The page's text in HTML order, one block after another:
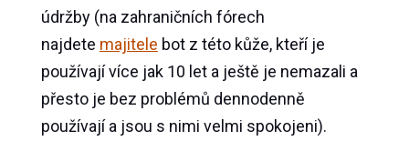
údržby (na zahraničních fórech
najdete majitele bot z této kůže, kteří je
používají více jak 10 let a ještě je nemazali a
přesto je bez problémů dennodenně
používají a jsou s nimi velmi spokojeni).